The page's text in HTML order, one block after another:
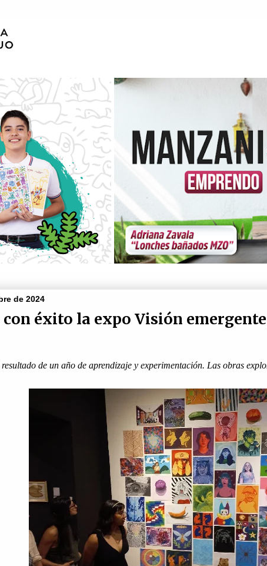
de 2024
éxito la expo Visión
de un año de aprendizaje y experimentación. Las obras